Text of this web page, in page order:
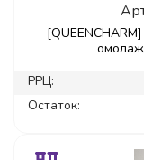
РРЦ:
Остаток: